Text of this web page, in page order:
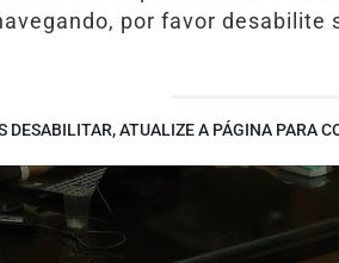
por favor desabilite
DESABILITAR, ATUALIZE A PÁGINA PARA